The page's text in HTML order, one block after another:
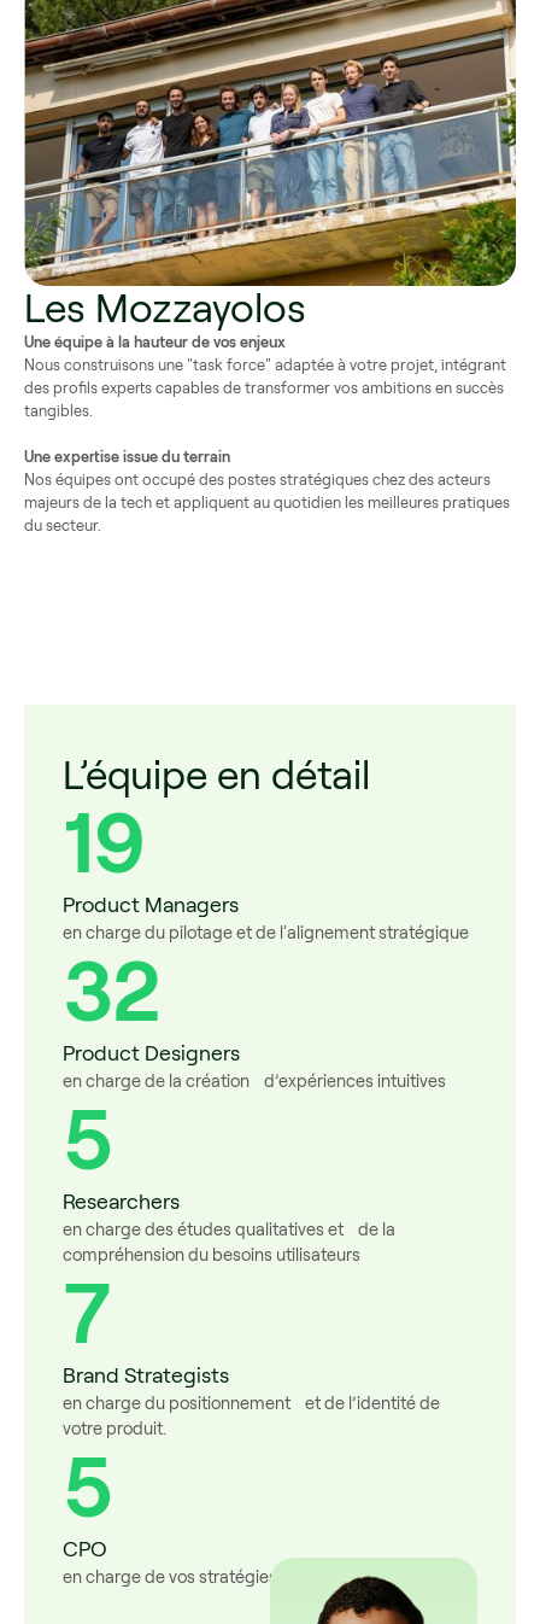
Les Mozzayolos
Une équipe à la hauteur de vos enjeux
Nous construisons une "task force" adaptée à votre projet, intégrant
des profils experts capables de transformer vos ambitions en succès
tangibles.
Une expertise issue du terrain
Nos équipes ont occupé des postes stratégiques chez des acteurs
majeurs de la tech et appliquent au quotidien les meilleures pratiques
du secteur.
L’équipe en détail
19
Product Managers
en charge du pilotage et de l'alignement stratégique
32
Product Designers
en charge de la création d’expériences intuitives
5
Researchers
en charge des études qualitatives et de la
compréhension du besoins utilisateurs
7
Brand Strategists
en charge du positionnement et de l’identité de
votre produit.
5
CPO
en charge de vos stratégies produit